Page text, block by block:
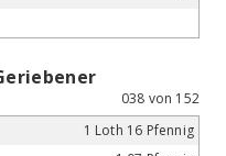
038 von 152
1 Loth 16 Pfennig